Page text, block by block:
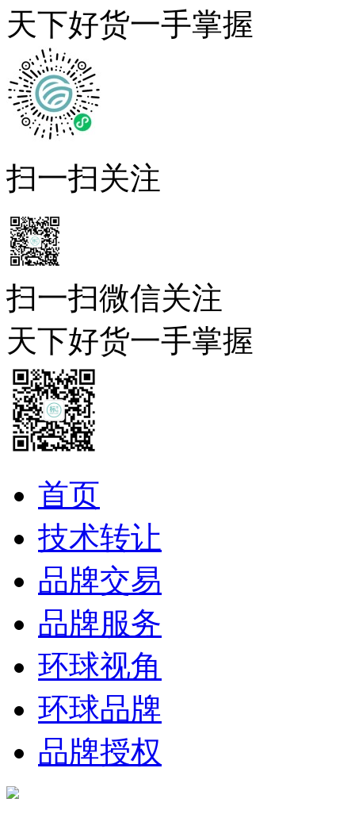
天下好货一手掌握
扫一扫关注
扫一扫微信关注
天下好货一手掌握
首页
技术转让
品牌交易
品牌服务
环球视角
环球品牌
品牌授权